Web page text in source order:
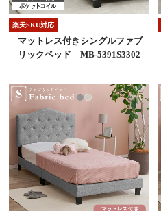
楽天SKU対応
マットレス付きシングルファブ
リックベッド MB-5391S3302